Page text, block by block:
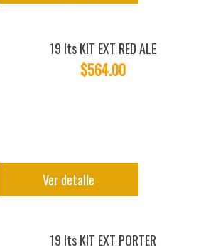
19 lts KIT EXT RED ALE
$564.00
Ver detalle
19 lts KIT EXT PORTER